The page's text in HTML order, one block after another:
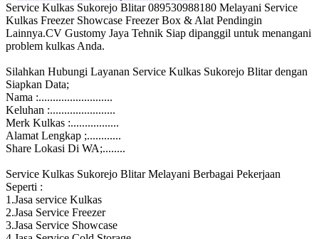
Service Kulkas Sukorejo Blitar 089530988180 Melayani Service
Kulkas Freezer Showcase Freezer Box & Alat Pendingin
Lainnya.CV Gustomy Jaya Tehnik Siap dipanggil untuk menangani
problem kulkas Anda.
Silahkan Hubungi Layanan Service Kulkas Sukorejo Blitar dengan
Siapkan Data;
Nama :..........................
Keluhan :.......................
Merk Kulkas :.................
Alamat Lengkap ;............
Share Lokasi Di WA;........
Service Kulkas Sukorejo Blitar Melayani Berbagai Pekerjaan
Seperti :
1.Jasa service Kulkas
2.Jasa Service Freezer
3.Jasa Service Showcase